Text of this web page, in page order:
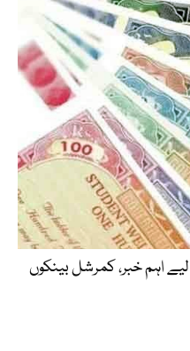
لیے اہم خبر، کمرشل بینکوں